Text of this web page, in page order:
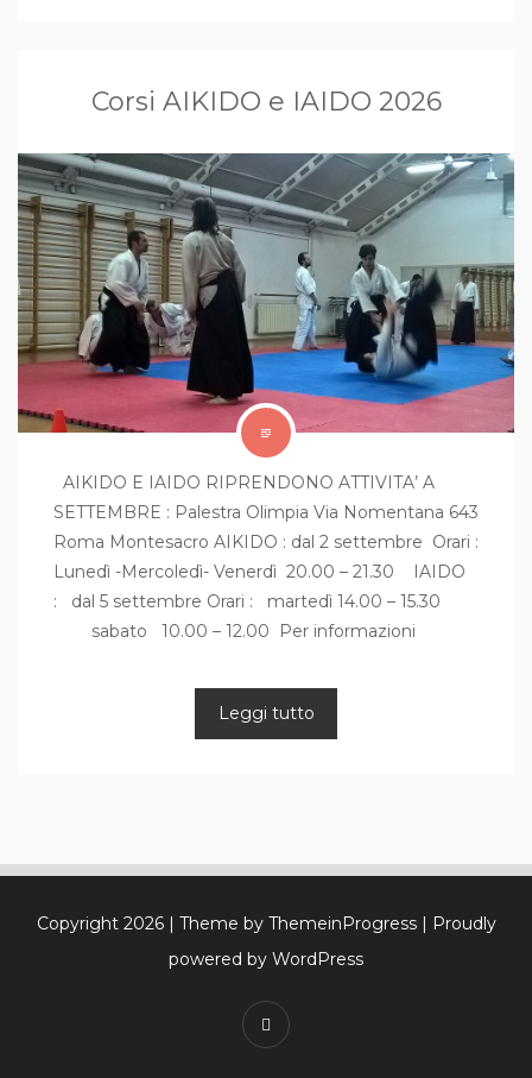
Corsi AIKIDO e IAIDO 2026
AIKIDO E IAIDO RIPRENDONO ATTIVITA’ A
SETTEMBRE : Palestra Olimpia Via Nomentana 643
Roma Montesacro AIKIDO : dal 2 settembre Orari :
Lunedì -Mercoledì- Venerdì 20.00 – 21.30 IAIDO
: dal 5 settembre Orari : martedì 14.00 – 15.30
sabato 10.00 – 12.00 Per informazioni
Leggi tutto
Copyright 2026 | Theme by ThemeinProgress | Proudly
powered by WordPress